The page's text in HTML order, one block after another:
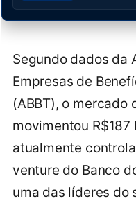
Segundo dados da
Empresas de
(ABBT), o
movimentou
atualmente
venture do Banco
uma das líderes do